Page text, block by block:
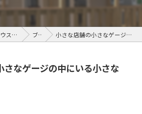
広島でトレーラーハウスなら合同会社サンクビジョン ブログ 小さな店舗の小さなゲージの中にいる小さな犬が不憫です
さなゲージの中にいる小さな